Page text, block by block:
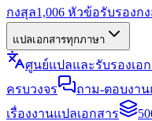
กงสุล1,006 หัวข้อรับรองก
แปลเอกสารทุกภาษา
ศูนย์แปลและรับรองเอ
ครบวงจร
ถาม-ตอบงาน
เรื่องงานแปลเอกสาร